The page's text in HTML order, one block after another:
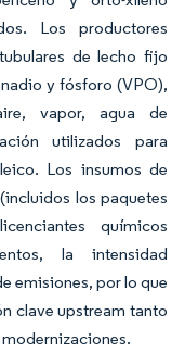
Los productores
de lecho fijo
y fósforo (VPO),
vapor, agua de
utilizados para
Los insumos de
los paquetes
químicos
la intensidad
emisiones, por lo que
clave upstream tanto